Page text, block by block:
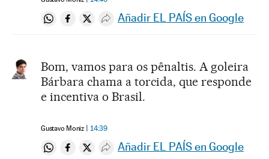
Compartir en Whatsapp
Compartir en Facebook
Compartir en Twitter
Desplegar Redes Sociales
Añadir EL PAÍS en Google
Bom, vamos para os pênaltis. A goleira
Bárbara chama a torcida, que responde
e incentiva o Brasil.
Gustavo Moniz 14:39
Compartir en Whatsapp
Compartir en Facebook
Compartir en Twitter
Desplegar Redes Sociales
Añadir EL PAÍS en Google